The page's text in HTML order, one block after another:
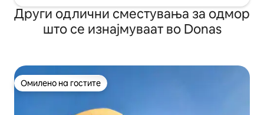
Други одлични сместувања за одмор
што се изнајмуваат во Donas
Омилено на гостите
Омилено на гостите